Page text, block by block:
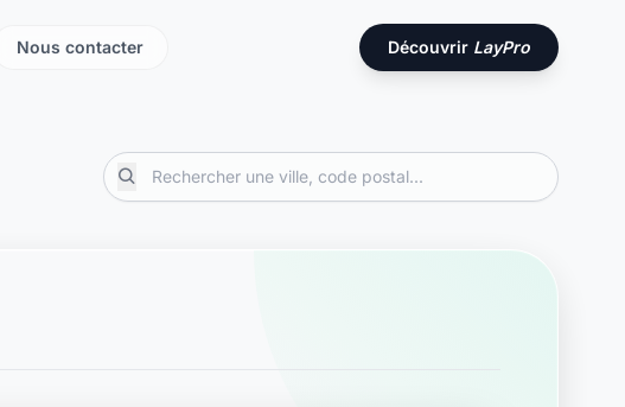
Nous contacter Découvrir LayPro